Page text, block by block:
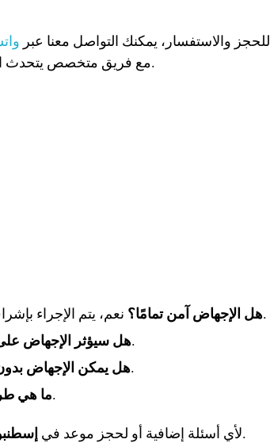
للحجز والاستفسار، يمكنك التواصل معنا عبر واتساب
مع فريق متخصص يتحدث العربية. نخطط لعلاج يناسب ظروفك الصحية واحتياجاتك الخاصة.
هل الإجهاض آمن تمامًا؟نعم، يتم الإجراء بإشراف أطباء متخصصين باستخدام أحدث التقنيات لضمان السلامة.
هل سيؤثر الإجهاضلا، عند الإجراء بشكل صحيح لا يؤثر على الخصوبة.
هل يمكن الإجهاضنعم، نضمن سرية كاملة واحترام خصوصيتك.
ما هينوفر خيارات دفع مرنة وآمنة حسب راحتك.
لأي أسئلة إضافية أو لحجز موعد في.